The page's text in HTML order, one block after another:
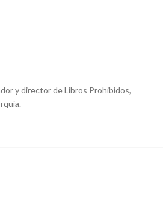
y director de Libros Prohibidos,